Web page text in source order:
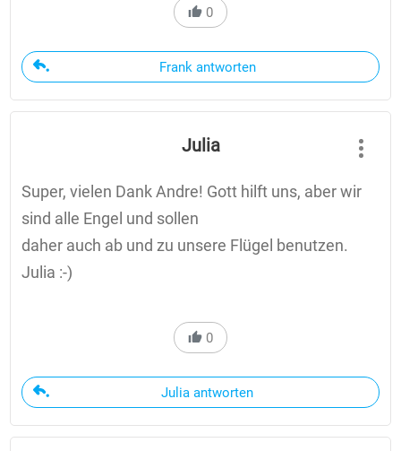
0
Frank antworten
Julia
Super, vielen Dank Andre! Gott hilft uns, aber wir
sind alle Engel und sollen
daher auch ab und zu unsere Flügel benutzen.
Julia :-)
0
Julia antworten